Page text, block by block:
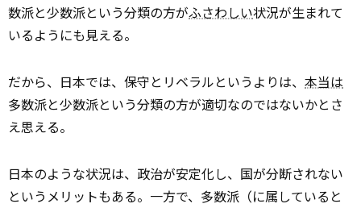
数派と少数派という分類の方がふさわしい状況が生まれて
いるようにも見える。
だから、日本では、保守とリベラルというよりは、 本当は
多数派と少数派という分類の方が適切なのではないかとさ
え思える。
日本のような状況は、政治が安定化し、国が分断されない
というメリットもある。一方で、多数派（に属していると